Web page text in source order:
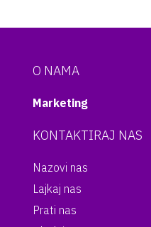
O NAMA
Marketing
KONTAKTIRAJ NAS
Nazovi nas
Lajkaj nas
Prati nas